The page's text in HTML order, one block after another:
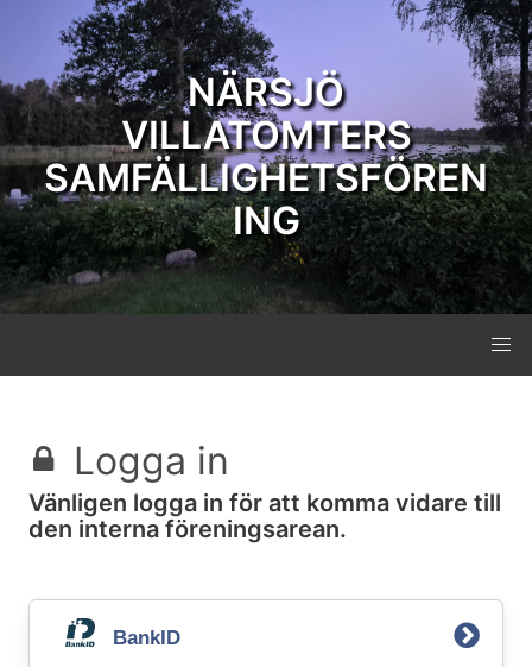
NÄRSJÖ
VILLATOMTERS
SAMFÄLLIGHETSFÖREN
ING
Logga in
Vänligen logga in för att komma vidare till
den interna föreningsarean.
BankID